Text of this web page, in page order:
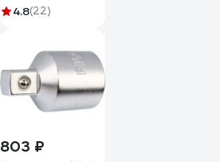
усиленная
1/2 RF-
802422(17877)
4.8(22)
803 ₽